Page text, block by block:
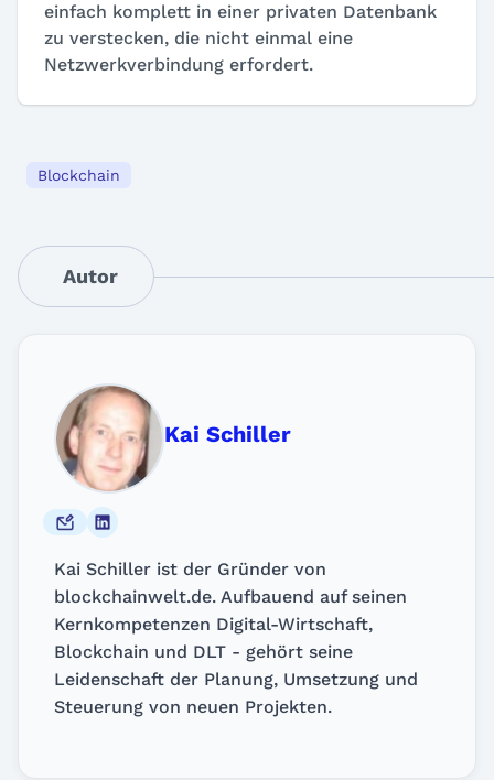
einfach komplett in einer privaten Datenbank
zu verstecken, die nicht einmal eine
Netzwerkverbindung erfordert.
Blockchain
Autor
Kai Schiller
Kai Schiller ist der Gründer von
blockchainwelt.de. Aufbauend auf seinen
Kernkompetenzen Digital-Wirtschaft,
Blockchain und DLT - gehört seine
Leidenschaft der Planung, Umsetzung und
Steuerung von neuen Projekten.